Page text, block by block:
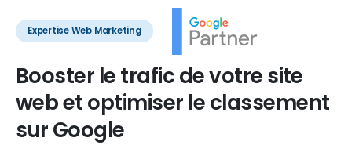
Expertise Web Marketing
Booster letraficdevotresite
webetoptimiser leclassement
surGoogle